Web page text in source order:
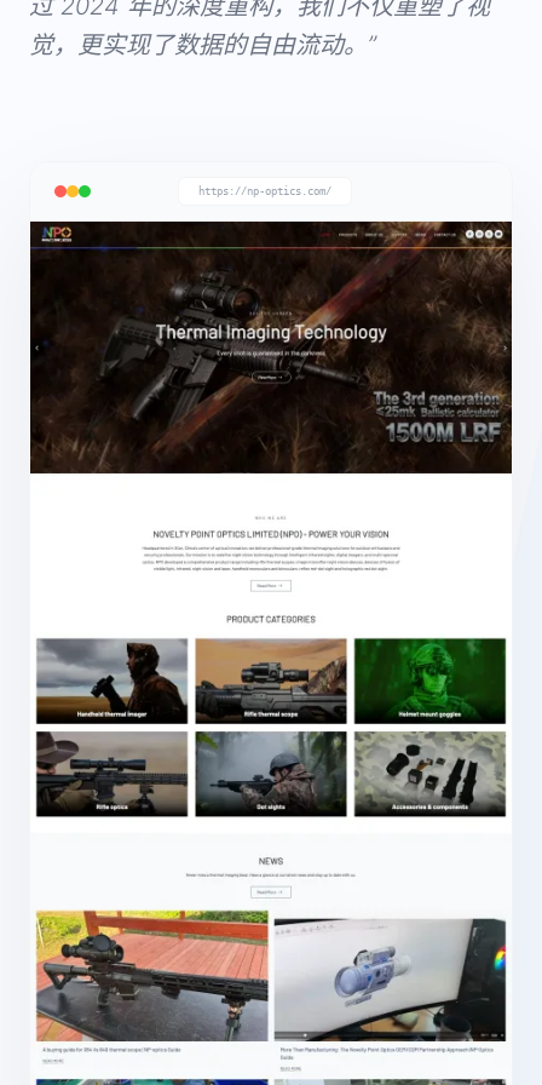
过 2024 年的深度重构，我们不仅重塑了视
觉，更实现了数据的自由流动。”
https://np-optics.com/